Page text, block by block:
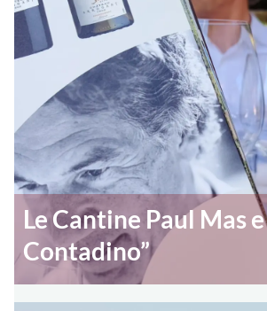
Le Cantine Paul Mas
Contadino”